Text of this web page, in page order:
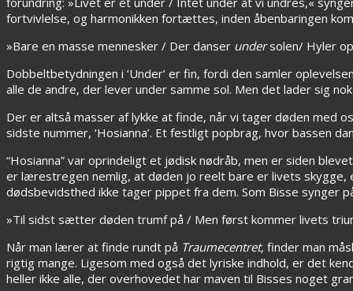
fortvivlelse, og harmonikken fortættes, inden åbenbaringen
»Bare en masse mennesker / Der danser undersolen/ Hyler
Dobbeltbetydningen i ‘Under’ er fin, fordi den samler
alle de andre, der lever under samme sol. Men det lader sig
Der er altså masser af lykke at finde, når vi tager døden med
sidste nummer, ‘Hosianna’. Et festligt popbrag, hvor bassen
“Hosianna” var oprindeligt et jødisk nødråb, men er siden
er lærestregen nemlig, at døden jo reelt bare er livets skygge,
dødsbevidsthed ikke tager pippet fra dem. Som Bisse synger
»Til sidst sætter døden trumf på / Men først kommer livets
Når man lærer at finde rundt på Traumecentret, finder man
rigtig mange. Ligesom med også det lyriske indhold, er det
heller ikke alle, der overhovedet har maven til Bisses noget